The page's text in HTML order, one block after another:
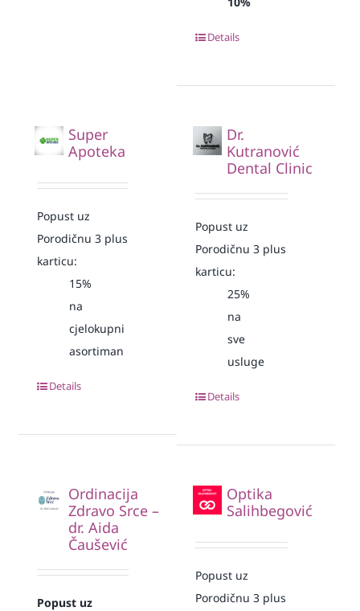
Details
Super
Apoteka
Popust uz
Porodičnu 3 plus
karticu:
15%
na
cjelokupni
asortiman
Details
Dr.
Kutranović
Dental Clinic
Popust uz
Porodičnu 3 plus
karticu:
25%
na
sve
usluge
Details
Ordinacija
Zdravo Srce –
dr. Aida
Čaušević
Popust uz
Optika
Salihbegović
Popust uz
Porodičnu 3 plus